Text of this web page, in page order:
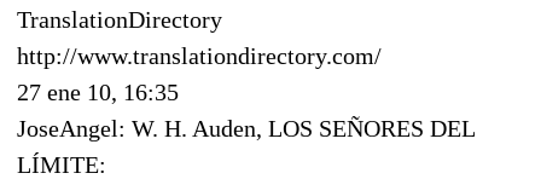
TranslationDirectory
http://www.translationdirectory.com/
27 ene 10, 16:35
JoseAngel: W. H. Auden, LOS SEÑORES DEL
LÍMITE: